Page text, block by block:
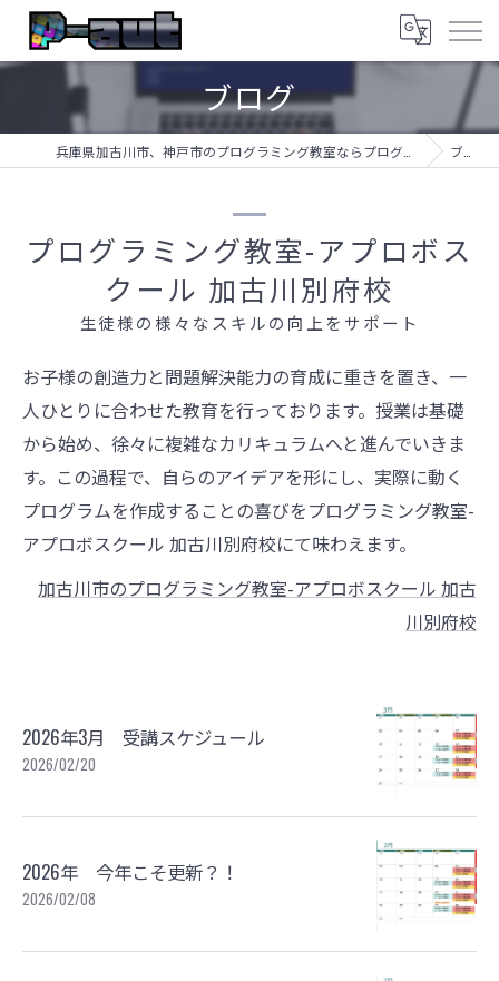
ブログ
ブログ
プログラミング教室-アプロボス
クール 加古川別府校
生徒様の様々なスキルの向上をサポート
お子様の創造力と問題解決能力の育成に重きを置き、一
人ひとりに合わせた教育を行っております。授業は基礎
から始め、徐々に複雑なカリキュラムへと進んでいきま
す。この過程で、自らのアイデアを形にし、実際に動く
プログラムを作成することの喜びをプログラミング教室-
アプロボスクール 加古川別府校にて味わえます。
加古川市のプログラミング教室-アプロボスクール 加古
川別府校
2026年3月 受講スケジュール
2026/02/20
2026年 今年こそ更新？！
2026/02/08